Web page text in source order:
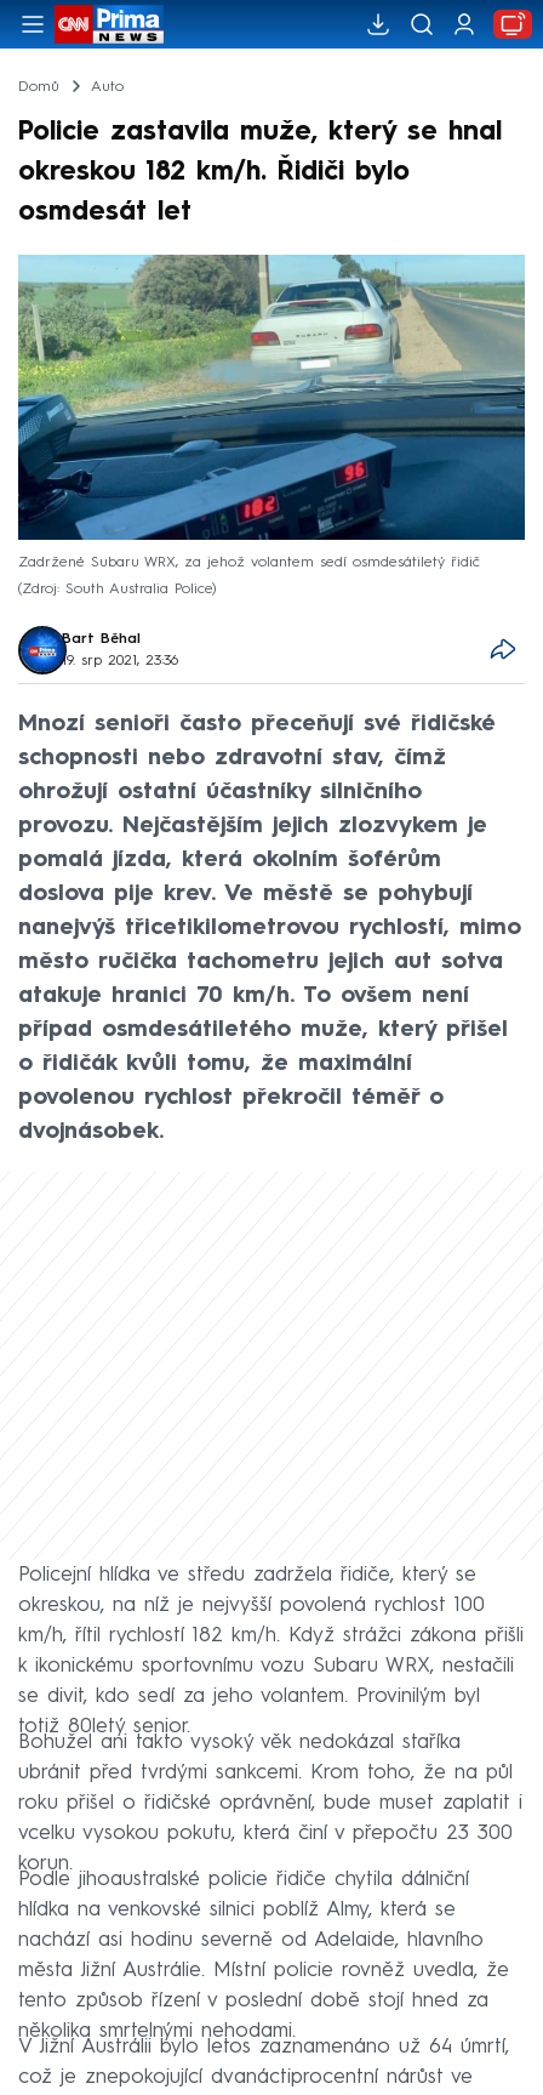
Domů Auto
Policie zastavila muže, který se hnal
okreskou 182 km/h. Řidiči bylo
osmdesát let
Zadržené Subaru WRX, za jehož volantem sedí osmdesátiletý řidič
Zdroj: South Australia Police
Bart Běhal
19. srp 2021, 23:36
Mnozí senioři často přeceňují své řidičské
schopnosti nebo zdravotní stav, čímž
ohrožují ostatní účastníky silničního
provozu. Nejčastějším jejich zlozvykem je
pomalá jízda, která okolním šoférům
doslova pije krev. Ve městě se pohybují
nanejvýš třicetikilometrovou rychlostí, mimo
město ručička tachometru jejich aut sotva
atakuje hranici 70 km/h. To ovšem není
případ osmdesátiletého muže, který přišel
o řidičák kvůli tomu, že maximální
povolenou rychlost překročil téměř o
dvojnásobek.
Policejní hlídka ve středu zadržela řidiče, který se
okreskou, na níž je nejvyšší povolená rychlost 100
km/h, řítil rychlostí 182 km/h. Když strážci zákona přišli
k ikonickému sportovnímu vozu Subaru WRX, nestačili
se divit, kdo sedí za jeho volantem. Provinilým byl
totiž 80letý senior.
Bohužel ani takto vysoký věk nedokázal staříka
ubránit před tvrdými sankcemi. Krom toho, že na půl
roku přišel o řidičské oprávnění, bude muset zaplatit i
vcelku vysokou pokutu, která činí v přepočtu 23 300
korun.
Podle jihoaustralské policie řidiče chytila ​​dálniční
hlídka na venkovské silnici poblíž Almy, která se
nachází asi hodinu severně od Adelaide, hlavního
města Jižní Austrálie. Místní policie rovněž uvedla, že
tento způsob řízení v poslední době stojí hned za
několika smrtelnými nehodami.
V Jižní Austrálii bylo letos zaznamenáno už 64 úmrtí,
což je znepokojující dvanáctiprocentní nárůst ve